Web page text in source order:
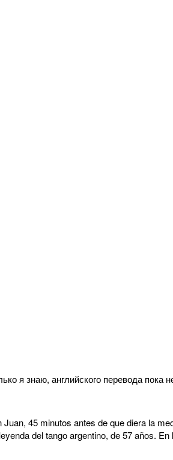
я знаю, английского перевода пока
45 minutos antes de que diera la
del tango argentino, de 57 años.